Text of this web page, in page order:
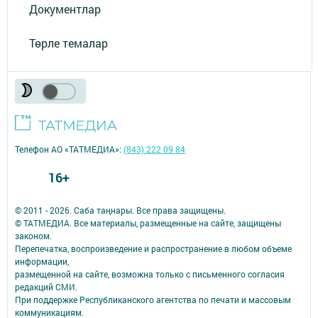
Документлар
Төрле темалар
© 2011 - 2026. Саба таңнары. Все права защищены.
© ТАТМЕДИА. Все материалы, размещенные на сайте, защищены
законом.
Перепечатка, воспроизведение и распространение в любом объеме
информации,
размещенной на сайте, возможна только с письменного согласия
редакций СМИ.
При поддержке Республиканского агентства по печати и массовым
коммуникациям.
Телефон АО «ТАТМЕДИА»:(843) 222 09 84
16+